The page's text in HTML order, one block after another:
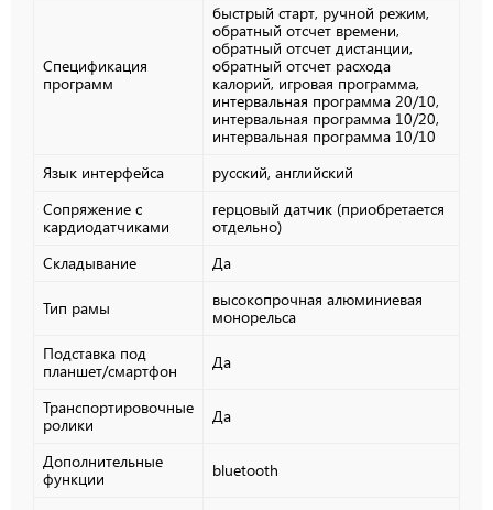
Спецификация
программ
быстрый старт, ручной режим,
обратный отсчет времени,
обратный отсчет дистанции,
обратный отсчет расхода
калорий, игровая программа,
интервальная программа 20/10,
интервальная программа 10/20,
интервальная программа 10/10
Язык интерфейса
русский, английский
Сопряжение с
кардиодатчиками
герцовый датчик (приобретается
отдельно)
Складывание
Да
Тип рамы
высокопрочная алюминиевая
монорельса
Подставка под
планшет/смартфон
Да
Транспортировочные
ролики
Да
Дополнительные
функции
bluetooth